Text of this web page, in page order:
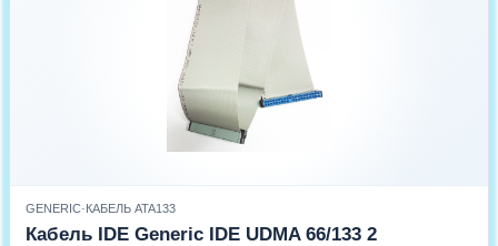
GENERIC·КАБЕЛЬ ATA133
Кабель IDE Generic IDE UDMA 66/133 2